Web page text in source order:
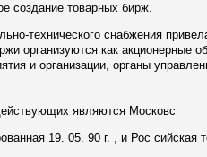
создание товарных бирж.
технического снабжения
организуются как акционерные
и организации, органы
являются Московс
19. 05. 90 г. , и Рос сийская